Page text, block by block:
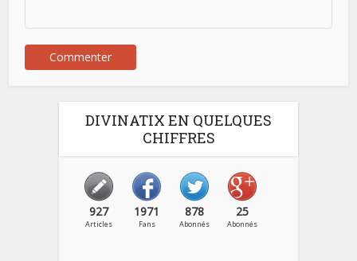
DIVINATIX EN QUELQUES
CHIFFRES
927
Articles
1971
Fans
878
Abonnés
25
Abonnés